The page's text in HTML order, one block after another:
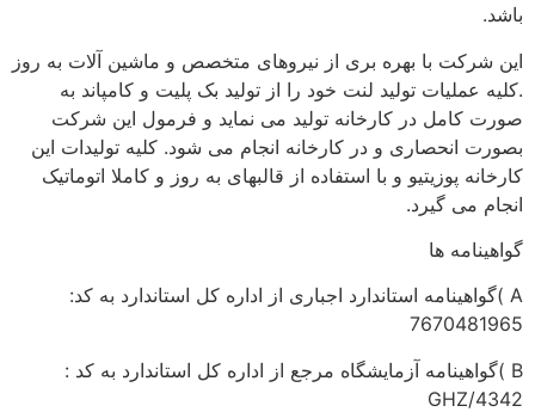
باشد.
این شرکت با بهره بری از نیروهای متخصص و ماشین آلات به روز
.کلیه عملیات تولید لنت خود را از تولید بک پلیت و کامپاند به
صورت کامل در کارخانه تولید می نماید و فرمول این شرکت
بصورت انحصاری و در کارخانه انجام می شود. کلیه تولیدات این
کارخانه پوزیتیو و با استفاده از قالبهای به روز و کاملا اتوماتیک
انجام می گیرد.
گواهینامه ها
A )گواهینامه استاندارد اجباری از اداره کل استاندارد به کد:
7670481965
B )گواهینامه آزمایشگاه مرجع از اداره کل استاندارد به کد :
GHZ/4342